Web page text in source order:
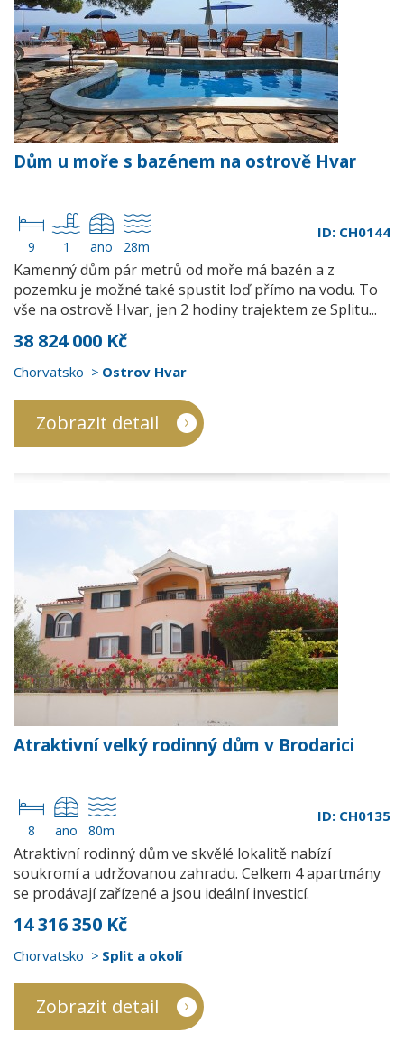
Dům u moře s bazénem na ostrově Hvar
9 1 ano 28m
ID: CH0144
Kamenný dům pár metrů od moře má bazén a z
pozemku je možné také spustit loď přímo na vodu. To
vše na ostrově Hvar, jen 2 hodiny trajektem ze Splitu...
38 824 000 Kč
Chorvatsko Ostrov Hvar
Zobrazit detail
Atraktivní velký rodinný dům v Brodarici
8 ano 80m
ID: CH0135
Atraktivní rodinný dům ve skvělé lokalitě nabízí
soukromí a udržovanou zahradu. Celkem 4 apartmány
se prodávají zařízené a jsou ideální investicí.
14 316 350 Kč
Chorvatsko Split a okolí
Zobrazit detail